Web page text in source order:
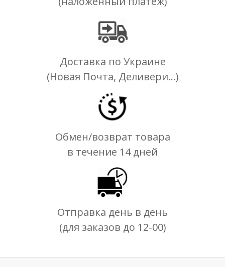
Доставка по Украине
(Новая Почта, Деливери...)
Обмен/возврат товара
в течение 14 дней
Отправка день в день
(для заказов до 12-00)